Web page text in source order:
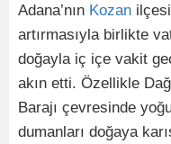
Adana’nın Kozan
artırmasıyla birlikte
doğayla iç içe vakit
akın etti. Özellikle
Barajı çevresinde
dumanları doğaya